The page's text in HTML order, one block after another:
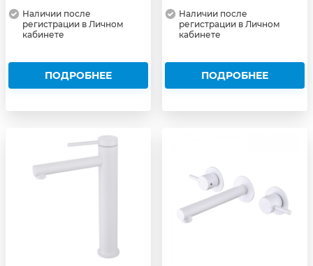
Наличии после
регистрации в Личном
кабинете
ПОДРОБНЕЕ
Наличии после
регистрации в Личном
кабинете
ПОДРОБНЕЕ